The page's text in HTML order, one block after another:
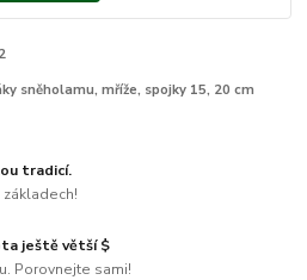
sněholamu, mříže, spojky 15, 20 cm
tradicí.
ještě větší $
Porovnejte sami!